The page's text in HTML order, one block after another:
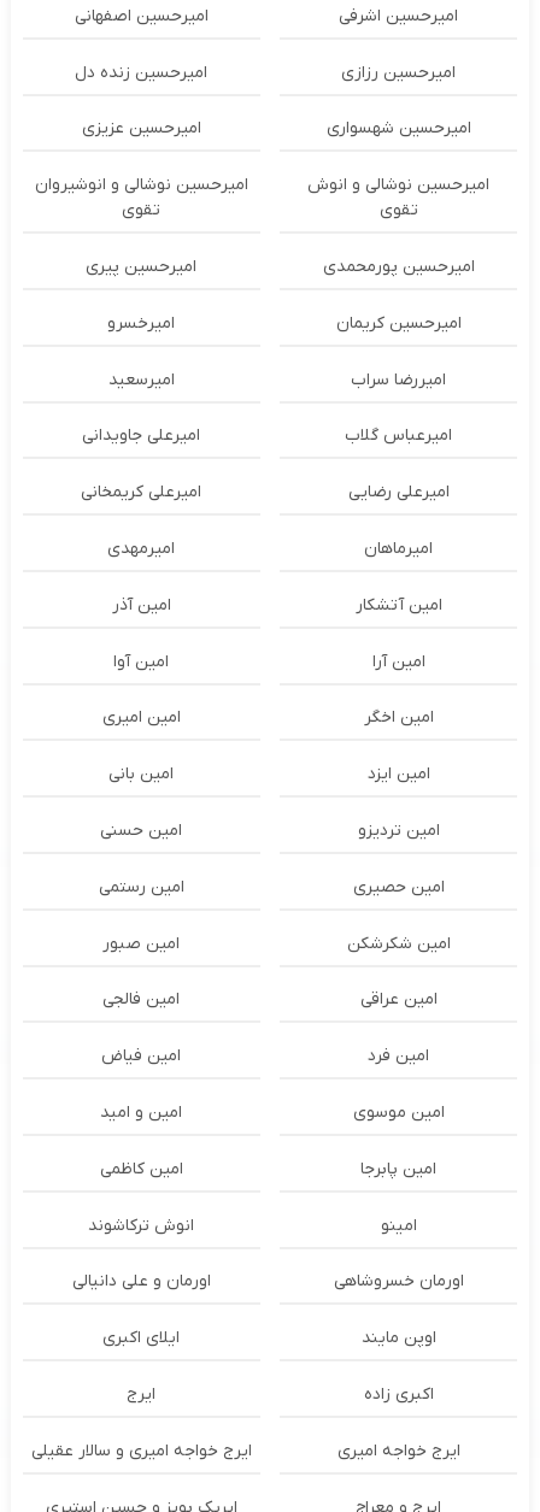
امیرحسین اشرفی امیرحسین اصفهانی
امیرحسین رزازی امیرحسین زنده دل
امیرحسین شهسواری امیرحسین عزیزی
امیرحسین نوشالی و انوش
تقوی
امیرحسین نوشالی و انوشیروان
تقوی
امیرحسین پورمحمدی امیرحسین پیری
امیرحسین کریمان امیرخسرو
امیررضا سراب امیرسعید
امیرعباس گلاب امیرعلی جاویدانی
امیرعلی رضایی امیرعلی کریمخانی
امیرماهان امیرمهدی
امین آتشکار امین آذر
امین آرا امین آوا
امین اخگر امین امیری
امین ایزد امین بانی
امین تردیزو امین حسنی
امین حصیری امین رستمی
امین شکرشکن امین صبور
امین عراقی امین فالجی
امین فرد امین فیاض
امین موسوی امین و امید
امین پابرجا امین کاظمی
امینو انوش ترکاشوند
اورمان خسروشاهی اورمان و علی دانیالی
اوپن مایند ايلاى اكبرى
اکبری زاده ایرج
ایرج خواجه امیری ایرج خواجه امیری و سالار عقیلی
ایرج و معراج ایریک بویز و حسین استیری